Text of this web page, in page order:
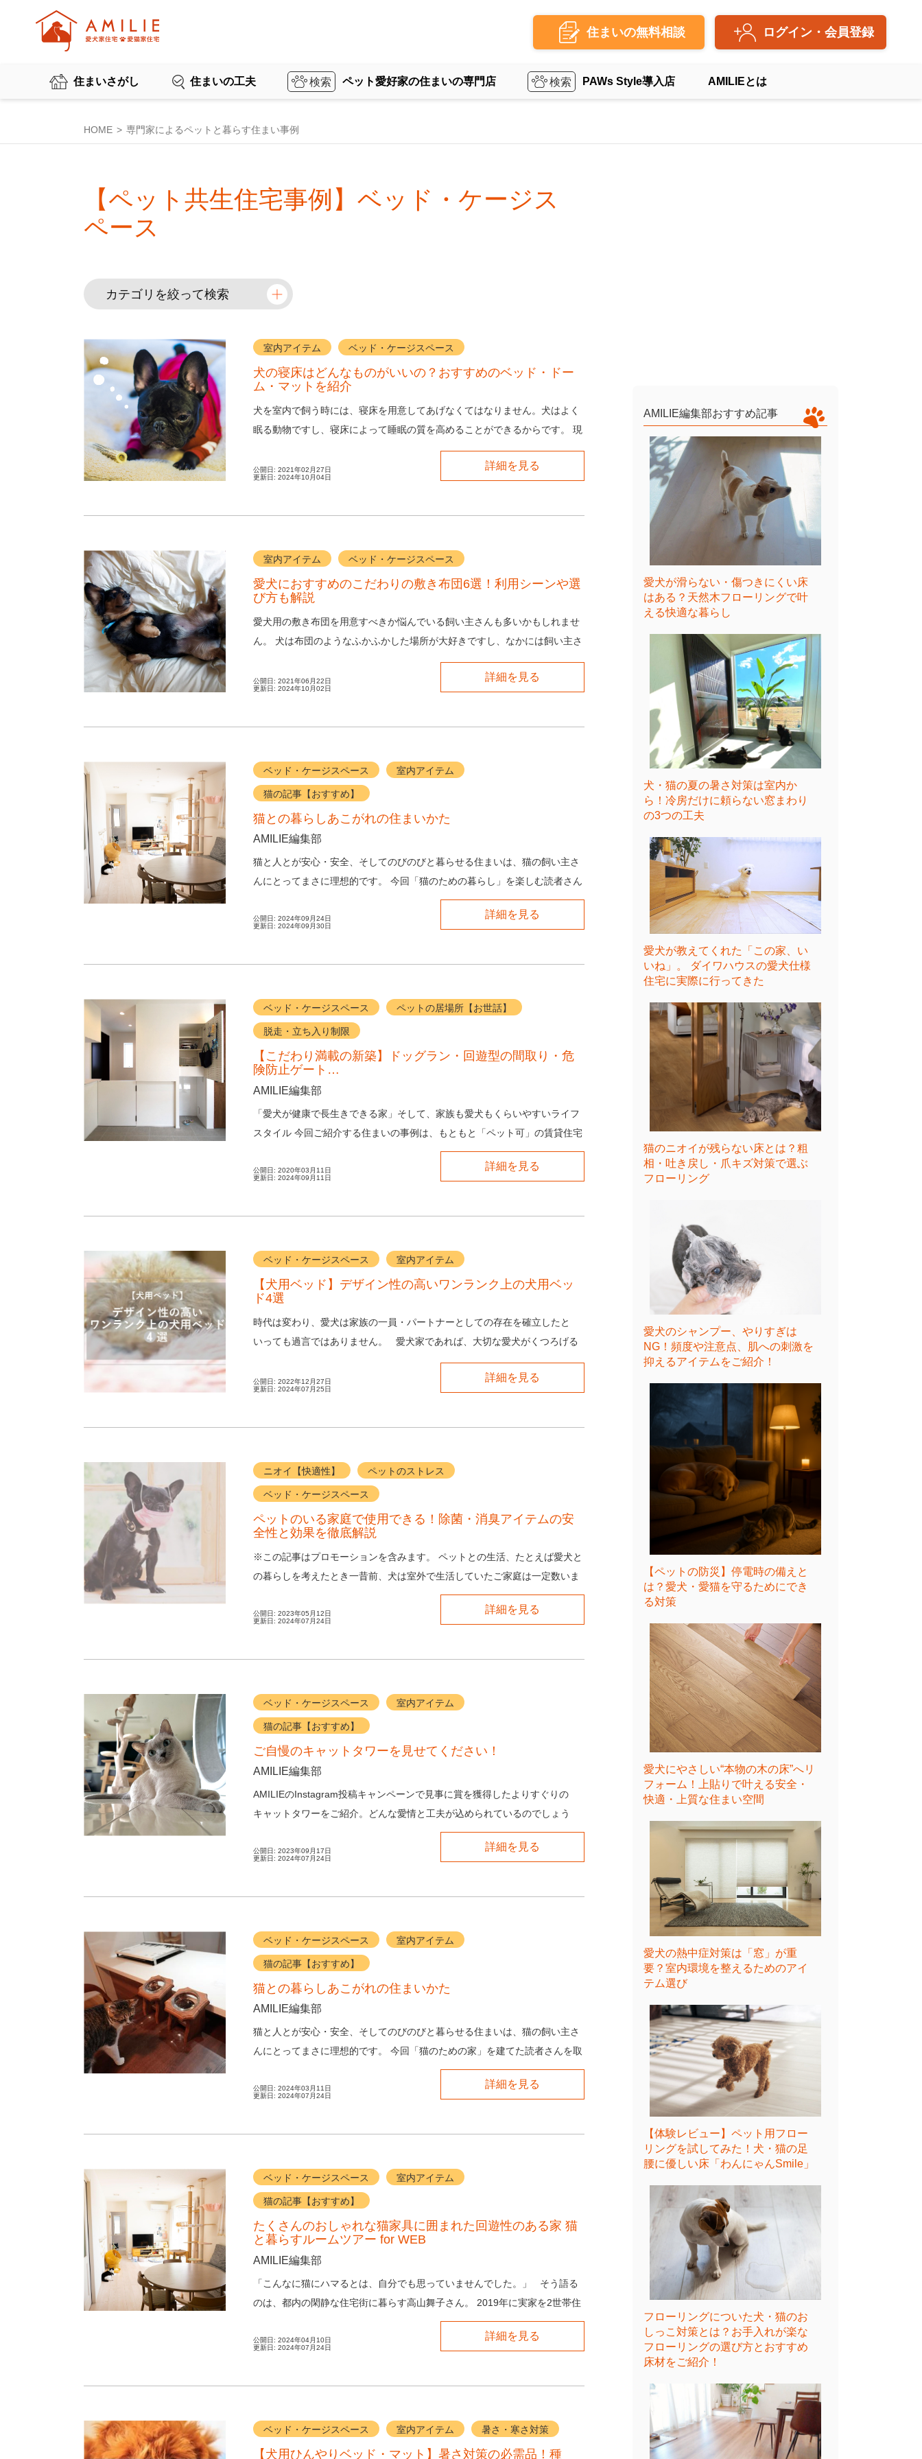
住まいの無料相談 ログイン・会員登録
住まいさがし 住まいの工夫 ペット愛好家の住まいの専門店 PAWs Style導入店 AMILIEとは
HOME 専門家によるペットと暮らす住まい事例
【ペット共生住宅事例】ベッド・ケージス
ペース
カテゴリを絞って検索
室内アイテム ベッド・ケージスペース
犬の寝床はどんなものがいいの？おすすめのベッド・ドー
ム・マットを紹介
犬を室内で飼う時には、寝床を用意してあげなくてはなりません。犬はよく
眠る動物ですし、寝床によって睡眠の質を高めることができるからです。 現
在ではベッドやドーム、マット、サークルなど、たくさ...
公開日: 2021年02月27日
更新日: 2024年10月04日
詳細を見る
室内アイテム ベッド・ケージスペース
愛犬におすすめのこだわりの敷き布団6選！利用シーンや選
び方も解説
愛犬用の敷き布団を用意すべきか悩んでいる飼い主さんも多いかもしれませ
ん。 犬は布団のようなふかふかした場所が大好きですし、なかには飼い主さ
んの布団に入ってきて、一緒に寝たがる子もいます。 ...
公開日: 2021年06月22日
更新日: 2024年10月02日
詳細を見る
ベッド・ケージスペース 室内アイテム
猫の記事【おすすめ】
猫との暮らしあこがれの住まいかた
AMILIE編集部
猫と人とが安心・安全、そしてのびのびと暮らせる住まいは、猫の飼い主さ
んにとってまさに理想的です。 今回「猫のための暮らし」を楽しむ読者さん
を取材。２匹の愛猫との幸せな生活をお伺いしました。 ...
公開日: 2024年09月24日
更新日: 2024年09月30日
詳細を見る
ベッド・ケージスペース ペットの居場所【お世話】
脱走・立ち入り制限
【こだわり満載の新築】ドッグラン・回遊型の間取り・危
険防止ゲート…
AMILIE編集部
「愛犬が健康で長生きできる家」そして、家族も愛犬もくらいやすいライフ
スタイル 今回ご紹介する住まいの事例は、もともと「ペット可」の賃貸住宅
で愛犬と一緒に暮らしていた方の事例です。 これま...
公開日: 2020年03月11日
更新日: 2024年09月11日
詳細を見る
ベッド・ケージスペース 室内アイテム
【犬用ベッド】デザイン性の高いワンランク上の犬用ベッ
ド4選
時代は変わり、愛犬は家族の一員・パートナーとしての存在を確立したと
いっても過言ではありません。 愛犬家であれば、大切な愛犬がくつろげる
快適な空間を確保したいと願うでしょう。...
公開日: 2022年12月27日
更新日: 2024年07月25日
詳細を見る
ニオイ【快適性】 ペットのストレス
ベッド・ケージスペース
ペットのいる家庭で使用できる！除菌・消臭アイテムの安
全性と効果を徹底解説
※この記事はプロモーションを含みます。 ペットとの生活、たとえば愛犬と
の暮らしを考えたとき一昔前、犬は室外で生活していたご家庭は一定数いま
公開日: 2023年05月12日
更新日: 2024年07月24日
詳細を見る
ベッド・ケージスペース 室内アイテム
猫の記事【おすすめ】
ご自慢のキャットタワーを見せてください！
AMILIE編集部
AMILIEのInstagram投稿キャンペーンで見事に賞を獲得したよりすぐりの
キャットタワーをご紹介。どんな愛情と工夫が込められているのでしょう
公開日: 2023年09月17日
更新日: 2024年07月24日
詳細を見る
ベッド・ケージスペース 室内アイテム
猫の記事【おすすめ】
猫との暮らしあこがれの住まいかた
AMILIE編集部
猫と人とが安心・安全、そしてのびのびと暮らせる住まいは、猫の飼い主さ
んにとってまさに理想的です。 今回「猫のための家」を建てた読者さんを取
材。6匹の愛猫との幸せな暮らしぶりをお伺いしました。 ...
公開日: 2024年03月11日
更新日: 2024年07月24日
詳細を見る
ベッド・ケージスペース 室内アイテム
猫の記事【おすすめ】
たくさんのおしゃれな猫家具に囲まれた回遊性のある家 猫
と暮らすルームツアー for WEB
AMILIE編集部
「こんなに猫にハマるとは、自分でも思っていませんでした。」 そう語る
のは、都内の閑静な住宅街に暮らす高山舞子さん。 2019年に実家を2世帯住
公開日: 2024年04月10日
更新日: 2024年07月24日
詳細を見る
ベッド・ケージスペース 室内アイテム 暑さ・寒さ対策
【犬用ひんやりベッド・マット】暑さ対策の必需品！種
AMILIE編集部おすすめ記事
愛犬が滑らない・傷つきにくい床
はある？天然木フローリングで叶
える快適な暮らし
犬・猫の夏の暑さ対策は室内か
ら！冷房だけに頼らない窓まわり
の3つの工夫
愛犬が教えてくれた「この家、い
いね」。 ダイワハウスの愛犬仕様
住宅に実際に行ってきた
猫のニオイが残らない床とは？粗
相・吐き戻し・爪キズ対策で選ぶ
フローリング
愛犬のシャンプー、やりすぎは
NG！頻度や注意点、肌への刺激を
抑えるアイテムをご紹介！
【ペットの防災】停電時の備えと
は？愛犬・愛猫を守るためにでき
る対策
愛犬にやさしい“本物の木の床”へリ
フォーム！上貼りで叶える安全・
快適・上質な住まい空間
愛犬の熱中症対策は「窓」が重
要？室内環境を整えるためのアイ
テム選び
【体験レビュー】ペット用フロー
リングを試してみた！犬・猫の足
腰に優しい床「わんにゃんSmile」
フローリングについた犬・猫のお
しっこ対策とは？お手入れが楽な
フローリングの選び方とおすすめ
床材をご紹介！